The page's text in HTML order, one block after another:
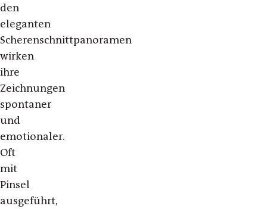
den
eleganten
Scherenschnittpanoramen
wirken
ihre
Zeichnungen
spontaner
und
emotionaler.
Oft
mit
Pinsel
ausgeführt,